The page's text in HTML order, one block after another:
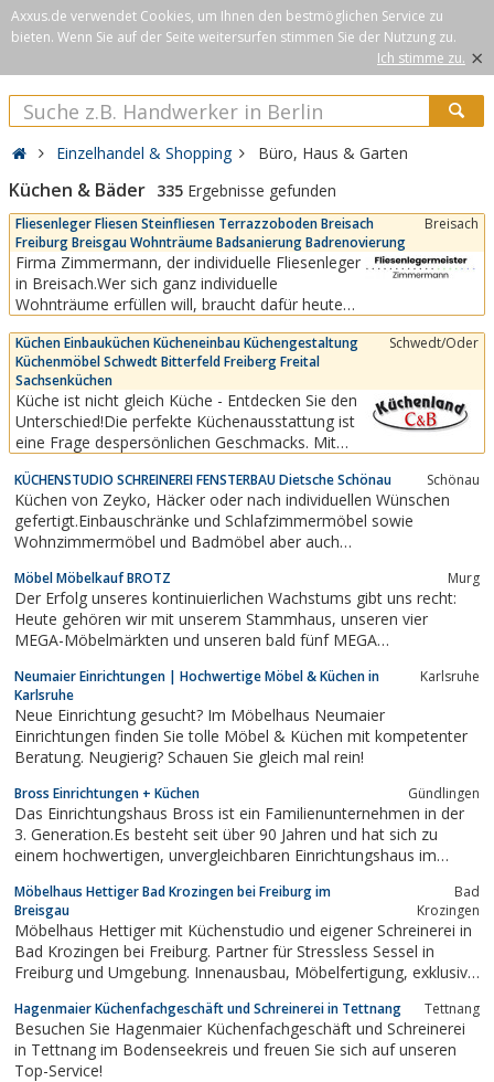
Axxus.de verwendet Cookies, um Ihnen den bestmöglichen Service zu
bieten. Wenn Sie auf der Seite weitersurfen stimmen Sie der Nutzung zu.
Ich stimme zu. ×
Einzelhandel & Shopping Büro, Haus & Garten
Küchen & Bäder 335 Ergebnisse gefunden
Fliesenleger Fliesen Steinfliesen Terrazzoboden Breisach
Freiburg Breisgau Wohnträume Badsanierung Badrenovierung
Breisach
Firma Zimmermann, der individuelle Fliesenleger
in Breisach.Wer sich ganz individuelle
Wohnträume erfüllen will, braucht dafür heute
kann sich ganz handfest mit flexibeln
Bauelementen genau die erträumten
Raumkomponenten schaffen.Dem
zunehmenden Wunsch nach individueller...
Küchen Einbauküchen Kücheneinbau Küchengestaltung
Küchenmöbel Schwedt Bitterfeld Freiberg Freital
Sachsenküchen
Schwedt/Oder
Küche ist nicht gleich Küche - Entdecken Sie den
Unterschied!Die perfekte Küchenausstattung ist
eine Frage despersönlichen Geschmacks. Mit
Qualitäts-Einbauküchen lassen sich die
unterschiedlichsten Wünsche anspruchsvoller
Kunden hinsichtlich Design und Funktionalität
erfüllen....
KÜCHENSTUDIO SCHREINEREI FENSTERBAU Dietsche Schönau Schönau
Küchen von Zeyko, Häcker oder nach individuellen Wünschen
gefertigt.Einbauschränke und Schlafzimmermöbel sowie
Wohnzimmermöbel und Badmöbel aber auch
Möbel Möbelkauf BROTZ Murg
Der Erfolg unseres kontinuierlichen Wachstums gibt uns recht:
Heute gehören wir mit unserem Stammhaus, unseren vier
MEGA-Möbelmärkten und unseren bald fünf MEGA
und Bruchsal zu den größten Anbietern der Region und stehen
unseren Kunden mit insgesamt mehr als 250...
Neumaier Einrichtungen | Hochwertige Möbel & Küchen in
Karlsruhe
Karlsruhe
Neue Einrichtung gesucht? Im Möbelhaus Neumaier
Einrichtungen finden Sie tolle Möbel & Küchen mit kompetenter
Beratung. Neugierig? Schauen Sie gleich mal rein!
Bross Einrichtungen + Küchen Gündlingen
Das Einrichtungshaus Bross ist ein Familienunternehmen in der
3. Generation.Es besteht seit über 90 Jahren und hat sich zu
einem hochwertigen, unvergleichbaren Einrichtungshaus im
umfangreichen Serviceleistungen. Für jede Aufgaben finden
haben wir die passende Lösung.z.B....
Möbelhaus Hettiger Bad Krozingen bei Freiburg im
Breisgau
Bad
Krozingen
Möbelhaus Hettiger mit Küchenstudio und eigener Schreinerei in
Bad Krozingen bei Freiburg. Partner für Stressless Sessel in
Freiburg und Umgebung. Innenausbau, Möbelfertigung, exklusive
Hagenmaier Küchenfachgeschäft und Schreinerei in Tettnang Tettnang
Besuchen Sie Hagenmaier Küchenfachgeschäft und Schreinerei
in Tettnang im Bodenseekreis und freuen Sie sich auf unseren
Top-Service!